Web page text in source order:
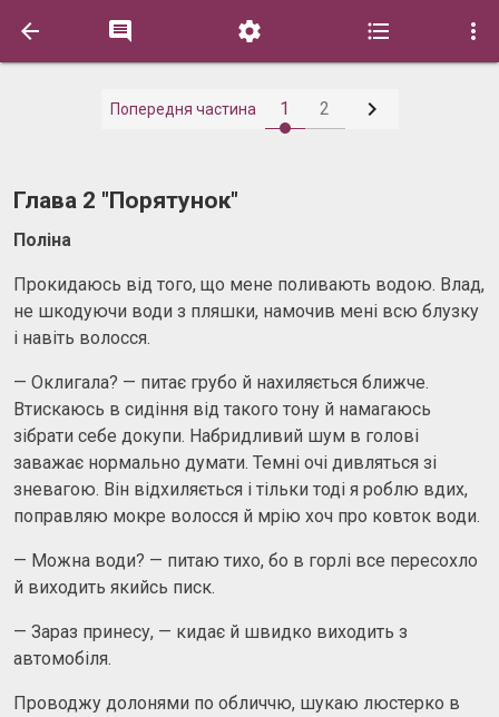
    
Попередня частина 1 2 
Глава 2 "Порятунок"
Поліна
Прокидаюсь від того, що мене поливають водою. Влад,
не шкодуючи води з пляшки, намочив мені всю блузку
і навіть волосся.
— Оклигала? — питає грубо й нахиляється ближче.
Втискаюсь в сидіння від такого тону й намагаюсь
зібрати себе докупи. Набридливий шум в голові
заважає нормально думати. Темні очі дивляться зі
зневагою. Він відхиляється і тільки тоді я роблю вдих,
поправляю мокре волосся й мрію хоч про ковток води.
— Можна води? — питаю тихо, бо в горлі все пересохло
й виходить якийсь писк.
— Зараз принесу, — кидає й швидко виходить з
автомобіля.
Проводжу долонями по обличчю, шукаю люстерко в